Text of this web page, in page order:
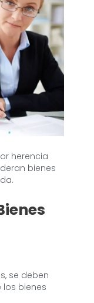
herencia
bienes
se deben
los bienes